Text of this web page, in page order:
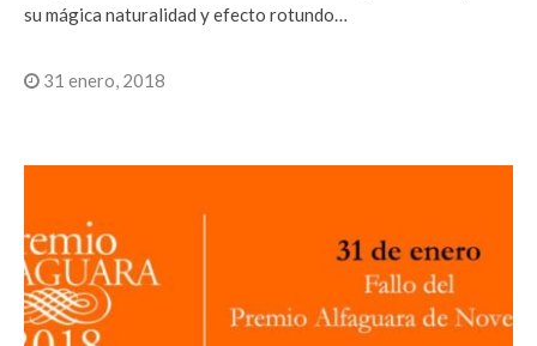
su mágica naturalidad y efecto rotundo…
31 enero, 2018